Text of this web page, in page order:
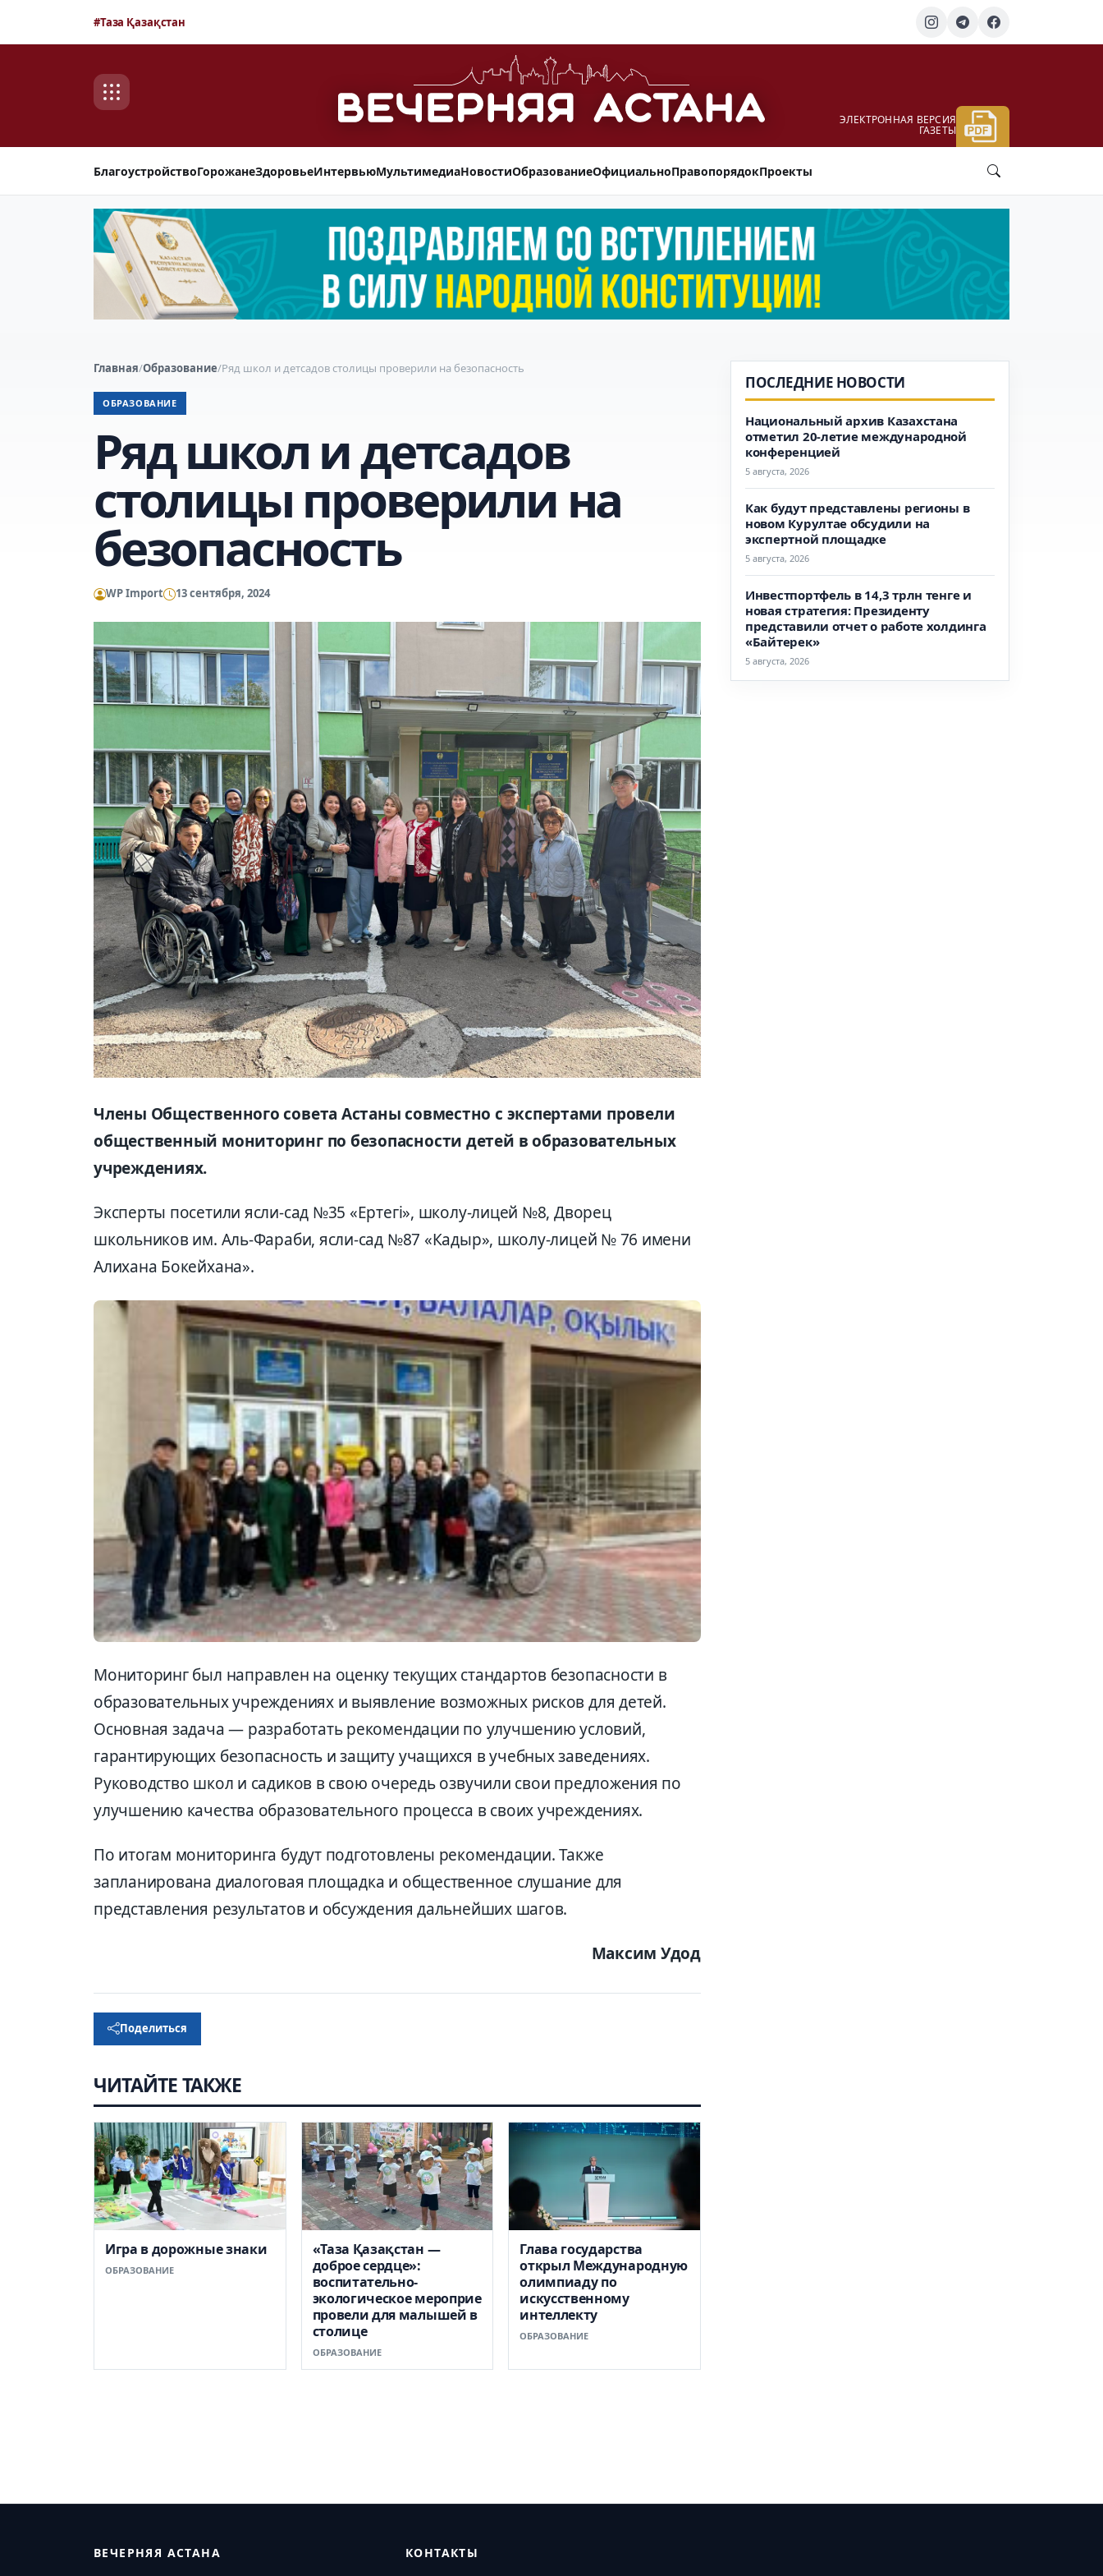
#Таза Қазақстан
ЭЛЕКТРОННАЯ ВЕРСИЯ
ГАЗЕТЫ
БлагоустройствоГорожанеЗдоровьеИнтервьюМультимедиаНовостиОбразованиеОфициальноПравопорядокПроекты
Главная/Образование/Ряд школ и детсадов столицы проверили на безопасность
ОБРАЗОВАНИЕ
Ряд школ и детсадов
столицы проверили на
безопасность
WP Import 13 сентября, 2024
Члены Общественного совета Астаны совместно с экспертами провели
общественный мониторинг по безопасности детей в образовательных
учреждениях.
Эксперты посетили ясли-сад №35 «Ертегі», школу-лицей №8, Дворец
школьников им. Аль-Фараби, ясли-сад №87 «Кадыр», школу-лицей № 76 имени
Алихана Бокейхана».
Мониторинг был направлен на оценку текущих стандартов безопасности в
образовательных учреждениях и выявление возможных рисков для детей.
Основная задача — разработать рекомендации по улучшению условий,
гарантирующих безопасность и защиту учащихся в учебных заведениях.
Руководство школ и садиков в свою очередь озвучили свои предложения по
улучшению качества образовательного процесса в своих учреждениях.
По итогам мониторинга будут подготовлены рекомендации. Также
запланирована диалоговая площадка и общественное слушание для
представления результатов и обсуждения дальнейших шагов.
Максим Удод
Поделиться
ЧИТАЙТЕ ТАКЖЕ
Игра в дорожные знаки
ОБРАЗОВАНИЕ
«Таза Қазақстан —
доброе сердце»:
воспитательно-
экологическое мероприе
провели для малышей в
столице
ОБРАЗОВАНИЕ
Глава государства
открыл Международную
олимпиаду по
искусственному
интеллекту
ОБРАЗОВАНИЕ
ПОСЛЕДНИЕ НОВОСТИ
Национальный архив Казахстана
отметил 20-летие международной
конференцией
5 августа, 2026
Как будут представлены регионы в
новом Курултае обсудили на
экспертной площадке
5 августа, 2026
Инвестпортфель в 14,3 трлн тенге и
новая стратегия: Президенту
представили отчет о работе холдинга
«Байтерек»
5 августа, 2026
ВЕЧЕРНЯЯ АСТАНА КОНТАКТЫ